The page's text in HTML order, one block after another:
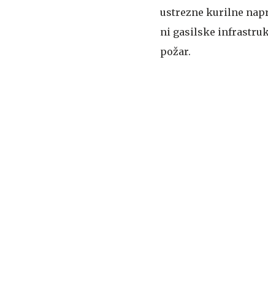
ustrezne kurilne
ni gasilske
požar.